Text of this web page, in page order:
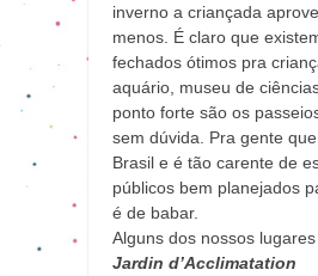
inverno a criançada
menos. É claro que
fechados ótimos pra
aquário, museu de
ponto forte são os
sem dúvida. Pra gente
Brasil e é tão carente de
públicos bem planejados
é de babar.
Alguns dos nossos
Jardin d’Acclimatation